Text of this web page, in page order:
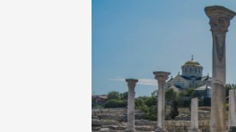
візантійської доби.
культурної спадщини
Офіційно – на
влада в Україні